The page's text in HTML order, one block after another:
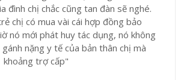
đình chị chắc cũng tan đàn sẽ nghé.
chị có mua vài cái hợp đồng bảo
nó mới phát huy tác dụng, nó không
nặng y tế của bản thân chị mà
khoảng trợ cấp"